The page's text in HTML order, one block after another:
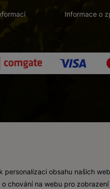
Informace o
osobám mladším 18 let.
personalizaci obsahu našich
chování na webu pro